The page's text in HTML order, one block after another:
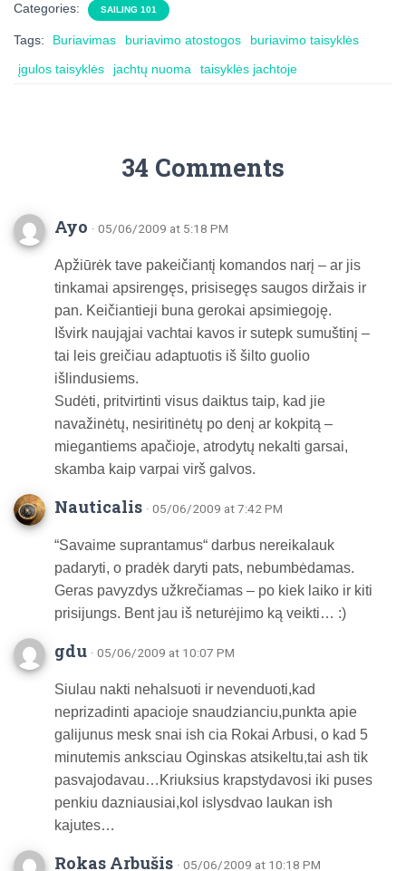
Categories: SAILING 101
Tags: Buriavimas buriavimo atostogos
buriavimo taisyklės
įgulos taisyklės
jachtų nuoma taisyklės jachtoje
34 Comments
Ayo · 05/06/2009 at 5:18 PM
Apžiūrėk tave pakeičiantį komandos narį – ar jis
tinkamai apsirengęs, prisisegęs saugos diržais ir
pan. Keičiantieji buna gerokai apsimiegoję.
Išvirk naująjai vachtai kavos ir sutepk sumuštinį –
tai leis greičiau adaptuotis iš šilto guolio
išlindusiems.
Sudėti, pritvirtinti visus daiktus taip, kad jie
navažinėtų, nesiritinėtų po denį ar kokpitą –
miegantiems apačioje, atrodytų nekalti garsai,
skamba kaip varpai virš galvos.
Nauticalis · 05/06/2009 at 7:42 PM
“Savaime suprantamus“ darbus nereikalauk
padaryti, o pradėk daryti pats, nebumbėdamas.
Geras pavyzdys užkrečiamas – po kiek laiko ir kiti
prisijungs. Bent jau iš neturėjimo ką veikti… :)
gdu · 05/06/2009 at 10:07 PM
Siulau nakti nehalsuoti ir nevenduoti,kad
neprizadinti apacioje snaudzianciu,punkta apie
galijunus mesk snai ish cia Rokai Arbusi, o kad 5
minutemis anksciau Oginskas atsikeltu,tai ash tik
pasvajodavau…Kriuksius krapstydavosi iki puses
penkiu dazniausiai,kol islysdvao laukan ish
kajutes…
Rokas Arbušis · 05/06/2009 at 10:18 PM